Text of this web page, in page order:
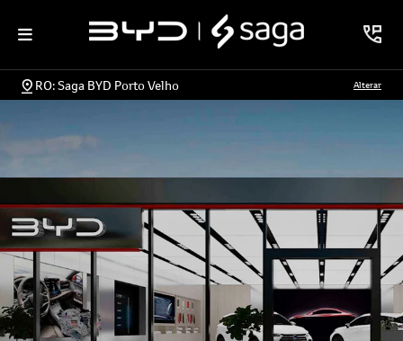
RO: Saga BYD Porto Velho Alterar